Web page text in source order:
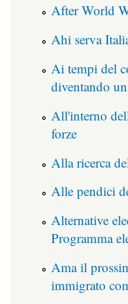
After World
Ahi serva
Ai tempi del
diventando
All'interno
forze
Alla ricerca
Alle pendici
Alternative
Programma
Ama il
immigrato